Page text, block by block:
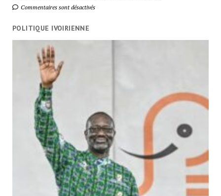
Commentaires sont désactivés
POLITIQUE IVOIRIENNE